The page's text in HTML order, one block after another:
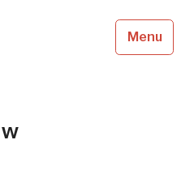
Menu